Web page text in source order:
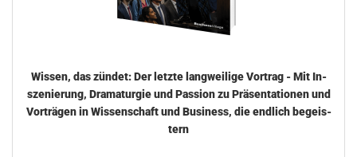
Wis­sen, das zün­det: Der letz­te lang­wei­li­ge Vor­trag - Mit In­
sze­nie­rung, Dra­ma­tur­gie und Pas­si­on zu Prä­sen­ta­tio­nen und
Vor­trä­gen in Wis­sen­schaft und Busi­ness, die end­lich be­geis­
tern